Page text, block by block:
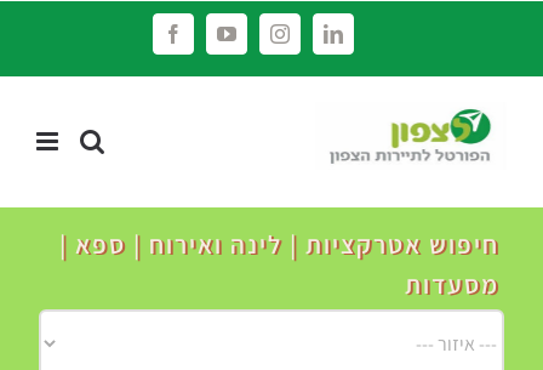
LinkedIn
Instagram
YouTube
Facebook
חיפוש אטרקציות | לינה ואירוח | ספא |
מסעדות